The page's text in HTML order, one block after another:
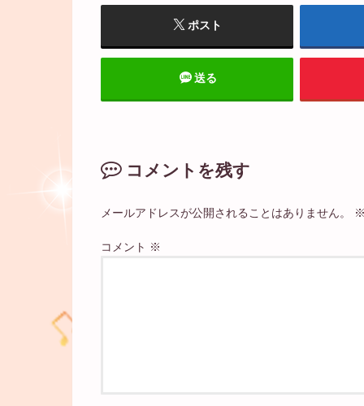
ポスト
送る
コメントを残す
メールアドレスが公開されることはありません。
コメント ※